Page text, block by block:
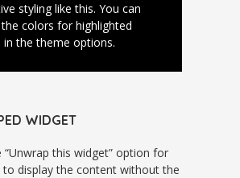
styling like this. You can
colors for highlighted
in the theme options.
WIDGET
“Unwrap this widget” option for
to display the content without the